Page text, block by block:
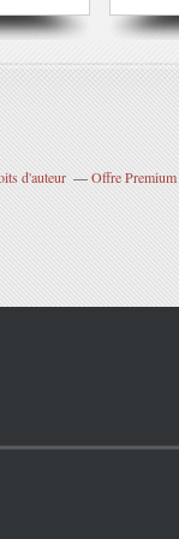
d'auteur Offre Premium